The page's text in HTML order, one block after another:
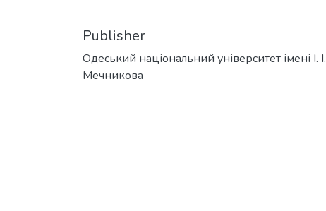
Publisher
Одеський національний університет імені І. І.
Мечникова